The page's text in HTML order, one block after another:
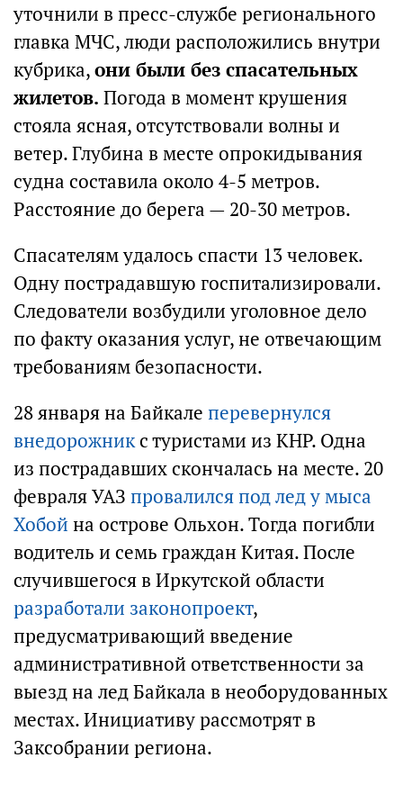
уточнили в пресс-службе регионального
главка МЧС, люди расположились внутри
кубрика,они были без спасательных
жилетов. Погода в момент крушения
стояла ясная, отсутствовали волны и
ветер. Глубина в месте опрокидывания
судна составила около 4-5 метров.
Расстояние до берега — 20-30 метров.
Спасателям удалось спасти 13 человек.
Одну пострадавшую госпитализировали.
Следователи возбудили уголовное дело
по факту оказания услуг, не отвечающим
требованиям безопасности.
28 января на Байкале перевернулся
внедорожникс туристами из КНР. Одна
из пострадавших скончалась на месте. 20
февраля УАЗ провалился под лед у мыса
Хобой на острове Ольхон. Тогда погибли
водитель и семь граждан Китая. После
случившегося в Иркутской области
разработали законопроект,
предусматривающий введение
административной ответственности за
выезд на лед Байкала в необорудованных
местах. Инициативу рассмотрят в
Заксобрании региона.